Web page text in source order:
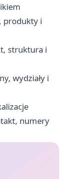
produkty i
struktura i
wydziały i
numery